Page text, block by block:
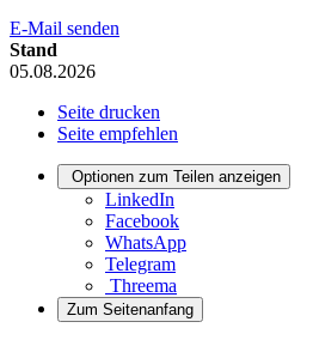
E-Mail senden
Stand
05.08.2026
Seite drucken
Seite empfehlen
Optionen zum Teilen anzeigen
LinkedIn
Facebook
WhatsApp
Telegram
Threema
Zum Seitenanfang